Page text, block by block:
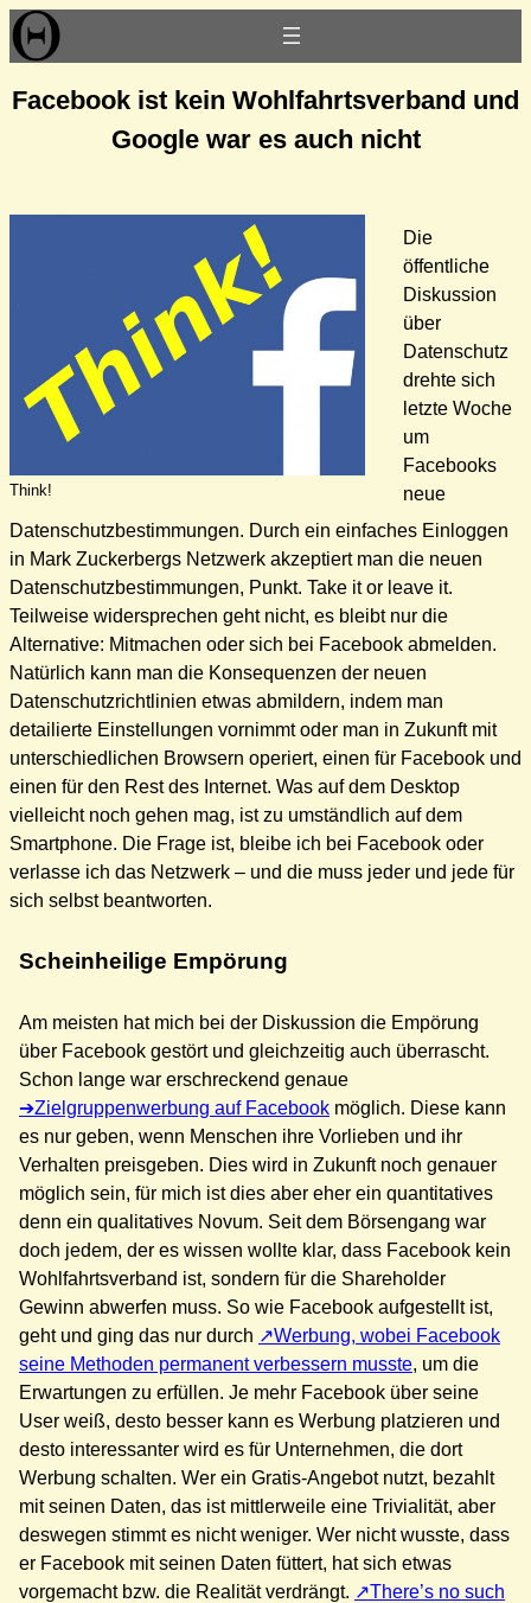
Zum
Inhalt
Facebook ist kein Wohlfahrtsverband und
Google war es auch nicht
Think!
Die
öffentliche
Diskussion
über
Datenschutz
drehte sich
letzte Woche
um
Facebooks
neue
Datenschutzbestimmungen. Durch ein einfaches Einloggen
in Mark Zuckerbergs Netzwerk akzeptiert man die neuen
Datenschutzbestimmungen, Punkt. Take it or leave it.
Teilweise widersprechen geht nicht, es bleibt nur die
Alternative: Mitmachen oder sich bei Facebook abmelden.
Natürlich kann man die Konsequenzen der neuen
Datenschutzrichtlinien etwas abmildern, indem man
detailierte Einstellungen vornimmt oder man in Zukunft mit
unterschiedlichen Browsern operiert, einen für Facebook und
einen für den Rest des Internet. Was auf dem Desktop
vielleicht noch gehen mag, ist zu umständlich auf dem
Smartphone. Die Frage ist, bleibe ich bei Facebook oder
verlasse ich das Netzwerk – und die muss jeder und jede für
sich selbst beantworten.
Scheinheilige Empörung
Am meisten hat mich bei der Diskussion die Empörung
über Facebook gestört und gleichzeitig auch überrascht.
Schon lange war erschreckend genaue
Zielgruppenwerbung auf Facebook möglich. Diese kann
es nur geben, wenn Menschen ihre Vorlieben und ihr
Verhalten preisgeben. Dies wird in Zukunft noch genauer
möglich sein, für mich ist dies aber eher ein quantitatives
denn ein qualitatives Novum. Seit dem Börsengang war
doch jedem, der es wissen wollte klar, dass Facebook kein
Wohlfahrtsverband ist, sondern für die Shareholder
Gewinn abwerfen muss. So wie Facebook aufgestellt ist,
geht und ging das nur durch
Werbung, wobei Facebook
seine Methoden permanent verbessern musste, um die
Erwartungen zu erfüllen. Je mehr Facebook über seine
User weiß, desto besser kann es Werbung platzieren und
desto interessanter wird es für Unternehmen, die dort
Werbung schalten. Wer ein Gratis-Angebot nutzt, bezahlt
mit seinen Daten, das ist mittlerweile eine Trivialität, aber
deswegen stimmt es nicht weniger. Wer nicht wusste, dass
er Facebook mit seinen Daten füttert, hat sich etwas
vorgemacht bzw. die Realität verdrängt.
There’s no such